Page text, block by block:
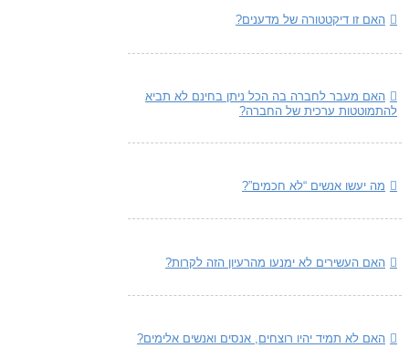
האם זו דיקטטורה של מדענים?
האם מעבר לחברה בה הכל ניתן בחינם לא תביא
להתמוטטות ערכית של החברה?
מה יעשו אנשים “לא חכמים”?
האם העשירים לא ימנעו מהרעיון הזה לקרות?
האם לא תמיד יהיו רוצחים, אנסים ואנשים אלימים?